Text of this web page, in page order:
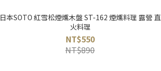
日本SOTO 紅雪松煙燻木盤 ST-162 煙燻料理 露營 直
火料理
NT$550
NT$890